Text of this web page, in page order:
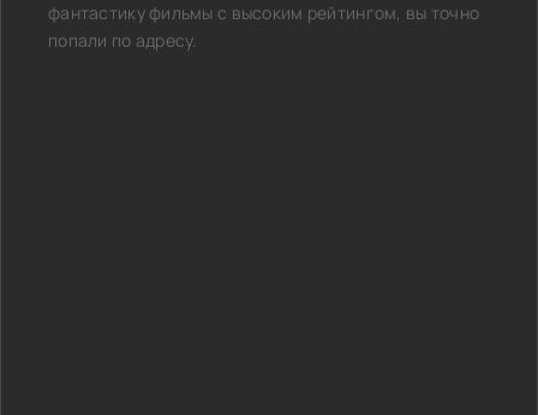
фантастику фильмы с высоким рейтингом, вы точно
попали по адресу.